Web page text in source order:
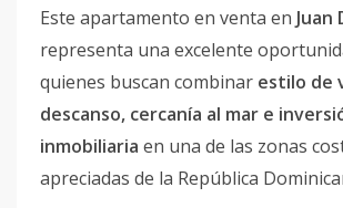
Este apartamento en venta en Juan
representa una excelente
quienes buscan combinar estilo de
descanso, cercanía al mar e
inmobiliaria en una de las zonas
apreciadas de la República